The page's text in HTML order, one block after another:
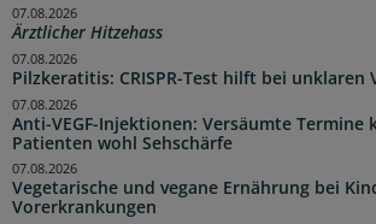
Ärztlicher Hitzehass
07.08.2026
Pilzkeratitis: CRISPR-Test hilft bei unklaren
07.08.2026
Anti-VEGF-Injektionen: Versäumte Termine
Patienten wohl Sehschärfe
07.08.2026
Vegetarische und vegane Ernährung bei
Vorerkrankungen
07.08.2026